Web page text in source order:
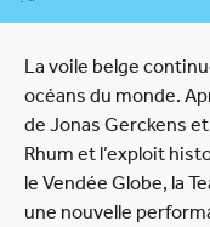
La voile belge
océans du monde.
de Jonas Gerckens
Rhum et l’exploit
le Vendée Globe, la
une nouvelle